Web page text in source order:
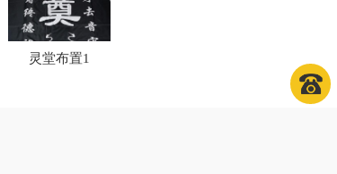
灵堂布置1